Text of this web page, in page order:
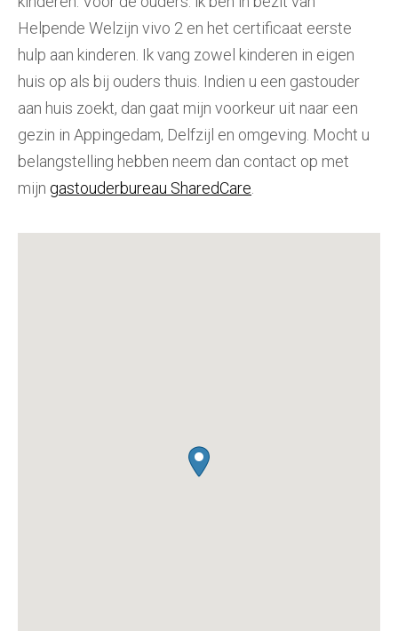
Helpende Welzijn vivo 2 en het certificaat eerste
hulp aan kinderen. Ik vang zowel kinderen in eigen
huis op als bij ouders thuis. Indien u een gastouder
aan huis zoekt, dan gaat mijn voorkeur uit naar een
gezin in Appingedam, Delfzijl en omgeving. Mocht u
belangstelling hebben neem dan contact op met
mijn gastouderbureau SharedCare